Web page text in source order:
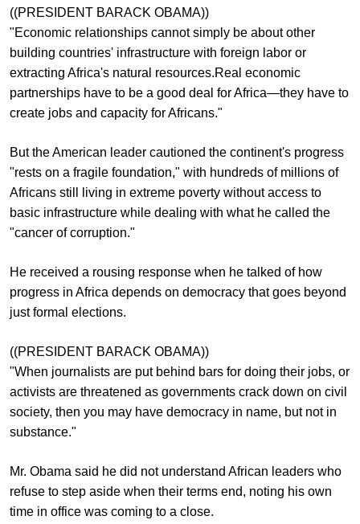
((PRESIDENT BARACK OBAMA))
"Economic relationships cannot simply be about other
building countries' infrastructure with foreign labor or
extracting Africa's natural resources.Real economic
partnerships have to be a good deal for Africa—they have to
create jobs and capacity for Africans."
But the American leader cautioned the continent's progress
"rests on a fragile foundation," with hundreds of millions of
Africans still living in extreme poverty without access to
basic infrastructure while dealing with what he called the
"cancer of corruption."
He received a rousing response when he talked of how
progress in Africa depends on democracy that goes beyond
just formal elections.
((PRESIDENT BARACK OBAMA))
"When journalists are put behind bars for doing their jobs, or
activists are threatened as governments crack down on civil
society, then you may have democracy in name, but not in
substance."
Mr. Obama said he did not understand African leaders who
refuse to step aside when their terms end, noting his own
time in office was coming to a close.